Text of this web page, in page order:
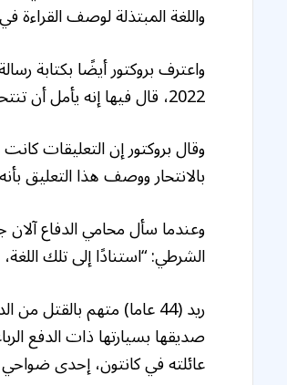
واللغة المبتذلة لوصف القراءة
2022، قال فيها إنه يأمل أن تنتحر ريد.
وقال بروكتور إن التعليقات
بالانتحار ووصف هذا التعليق
وعندما سأل محامي الدفاع
الشرطي: “استنادًا إلى تلك
ريد (44 عاما) متهم
صديقها بسيارتها ذات الدفع
عائلته في كانتون، إحدى